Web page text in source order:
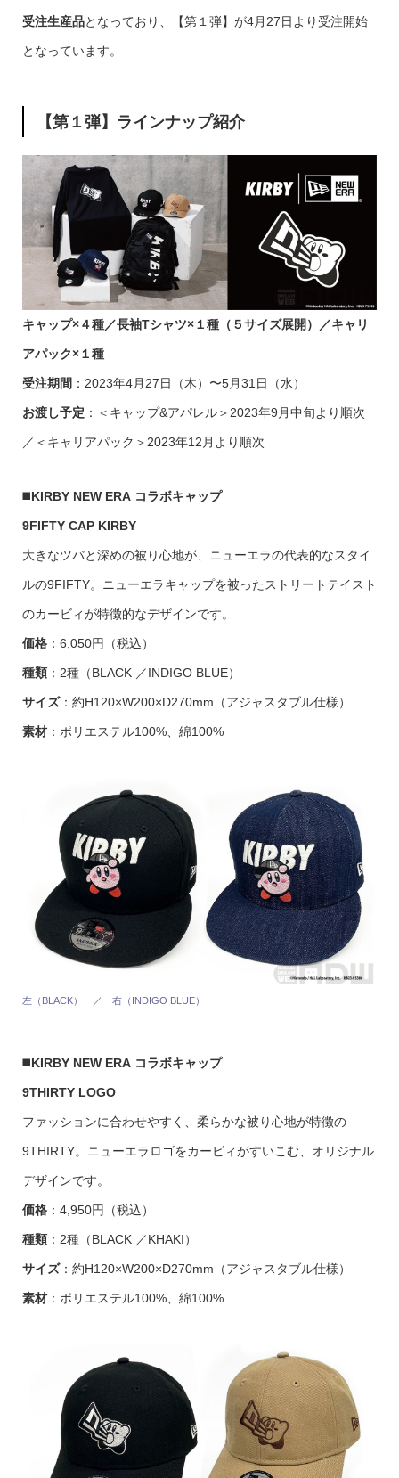
受注生産品となっており、【第１弾】が4月27日より受注開始
となっています。
【第１弾】ラインナップ紹介
キャップ×４種／長袖Tシャツ×１種（５サイズ展開）／キャリ
アパック×１種
受注期間 ：2023年4月27日（木）〜5月31日（水）
お渡し予定 ：＜キャップ&アパレル＞2023年9月中旬より順次
／＜キャリアパック＞2023年12月より順次
◼️KIRBY NEW ERA コラボキャップ
9FIFTY CAP KIRBY
大きなツバと深めの被り心地が、ニューエラの代表的なスタイ
ルの9FIFTY。ニューエラキャップを被ったストリートテイスト
のカービィが特徴的なデザインです。
価格：6,050円（税込）
種類：2種（BLACK ／INDIGO BLUE）
サイズ：約H120×W200×D270mm（アジャスタブル仕様）
素材：ポリエステル100%、綿100%
左（BLACK） ／ 右（INDIGO BLUE）
◼️KIRBY NEW ERA コラボキャップ
9THIRTY LOGO
ファッションに合わせやすく、柔らかな被り心地が特徴の
9THIRTY。ニューエラロゴをカービィがすいこむ、オリジナル
デザインです。
価格：4,950円（税込）
種類：2種（BLACK ／KHAKI）
サイズ：約H120×W200×D270mm（アジャスタブル仕様）
素材：ポリエステル100%、綿100%